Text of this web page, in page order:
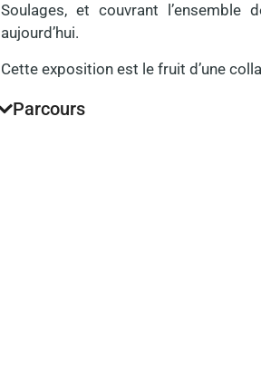
Soulages, et couvrant l’ensemble
aujourd’hui.
Cette exposition est le fruit d’une
Parcours